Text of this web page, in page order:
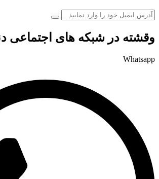
وقشته در شبکه های اجتماعی
Whatsapp